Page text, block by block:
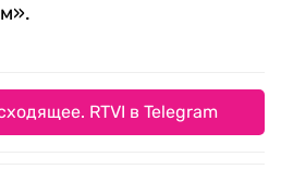
RTVI в Telegram